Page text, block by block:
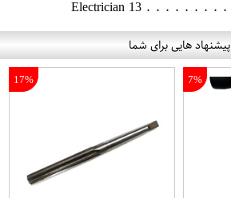
پیشنهاد هایی برای شما
7%
17%